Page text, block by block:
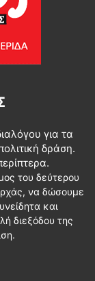
για τα
δράση.
του δεύτερου
να δώσουμε
και
διεξόδου της